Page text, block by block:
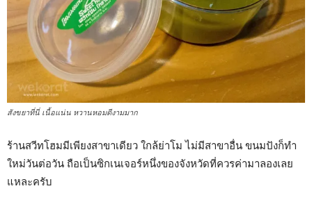
สังขยาที่นี่ เนื้อแน่น หวานหอมดีงามมาก
ร้านสวีทโฮมมีเพียงสาขาเดียว ใกล้ย่าโม ไม่มีสาขาอื่น ขนมปังก็ทำ
ใหม่วันต่อวัน ถือเป็นซิกเนเจอร์หนึ่งของจังหวัดที่ควรค่ามาลองเลย
แหละครับ